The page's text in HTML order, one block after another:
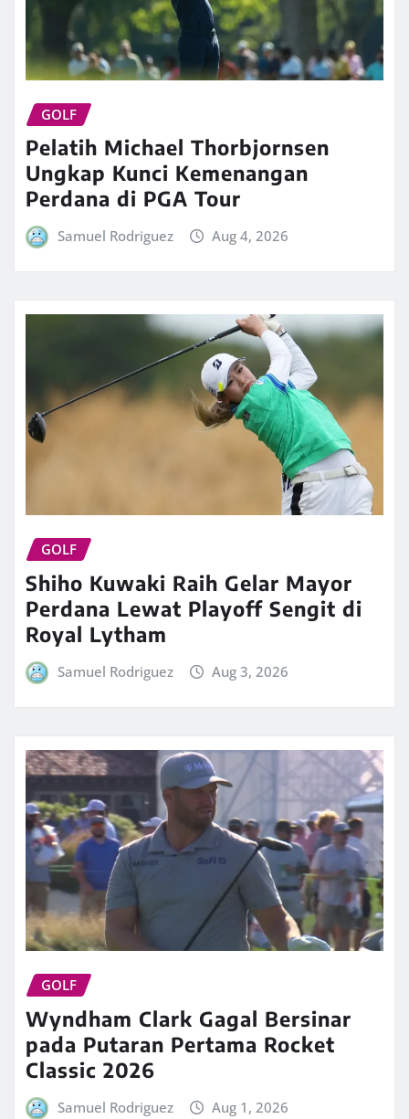
GOLF
Pelatih Michael Thorbjornsen
Ungkap Kunci Kemenangan
Perdana di PGA Tour
Samuel Rodriguez Aug 4, 2026
GOLF
Shiho Kuwaki Raih Gelar Mayor
Perdana Lewat Playoff Sengit di
Royal Lytham
Samuel Rodriguez Aug 3, 2026
GOLF
Wyndham Clark Gagal Bersinar
pada Putaran Pertama Rocket
Classic 2026
Samuel Rodriguez Aug 1, 2026